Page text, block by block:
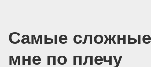
Самые
мне по плечу